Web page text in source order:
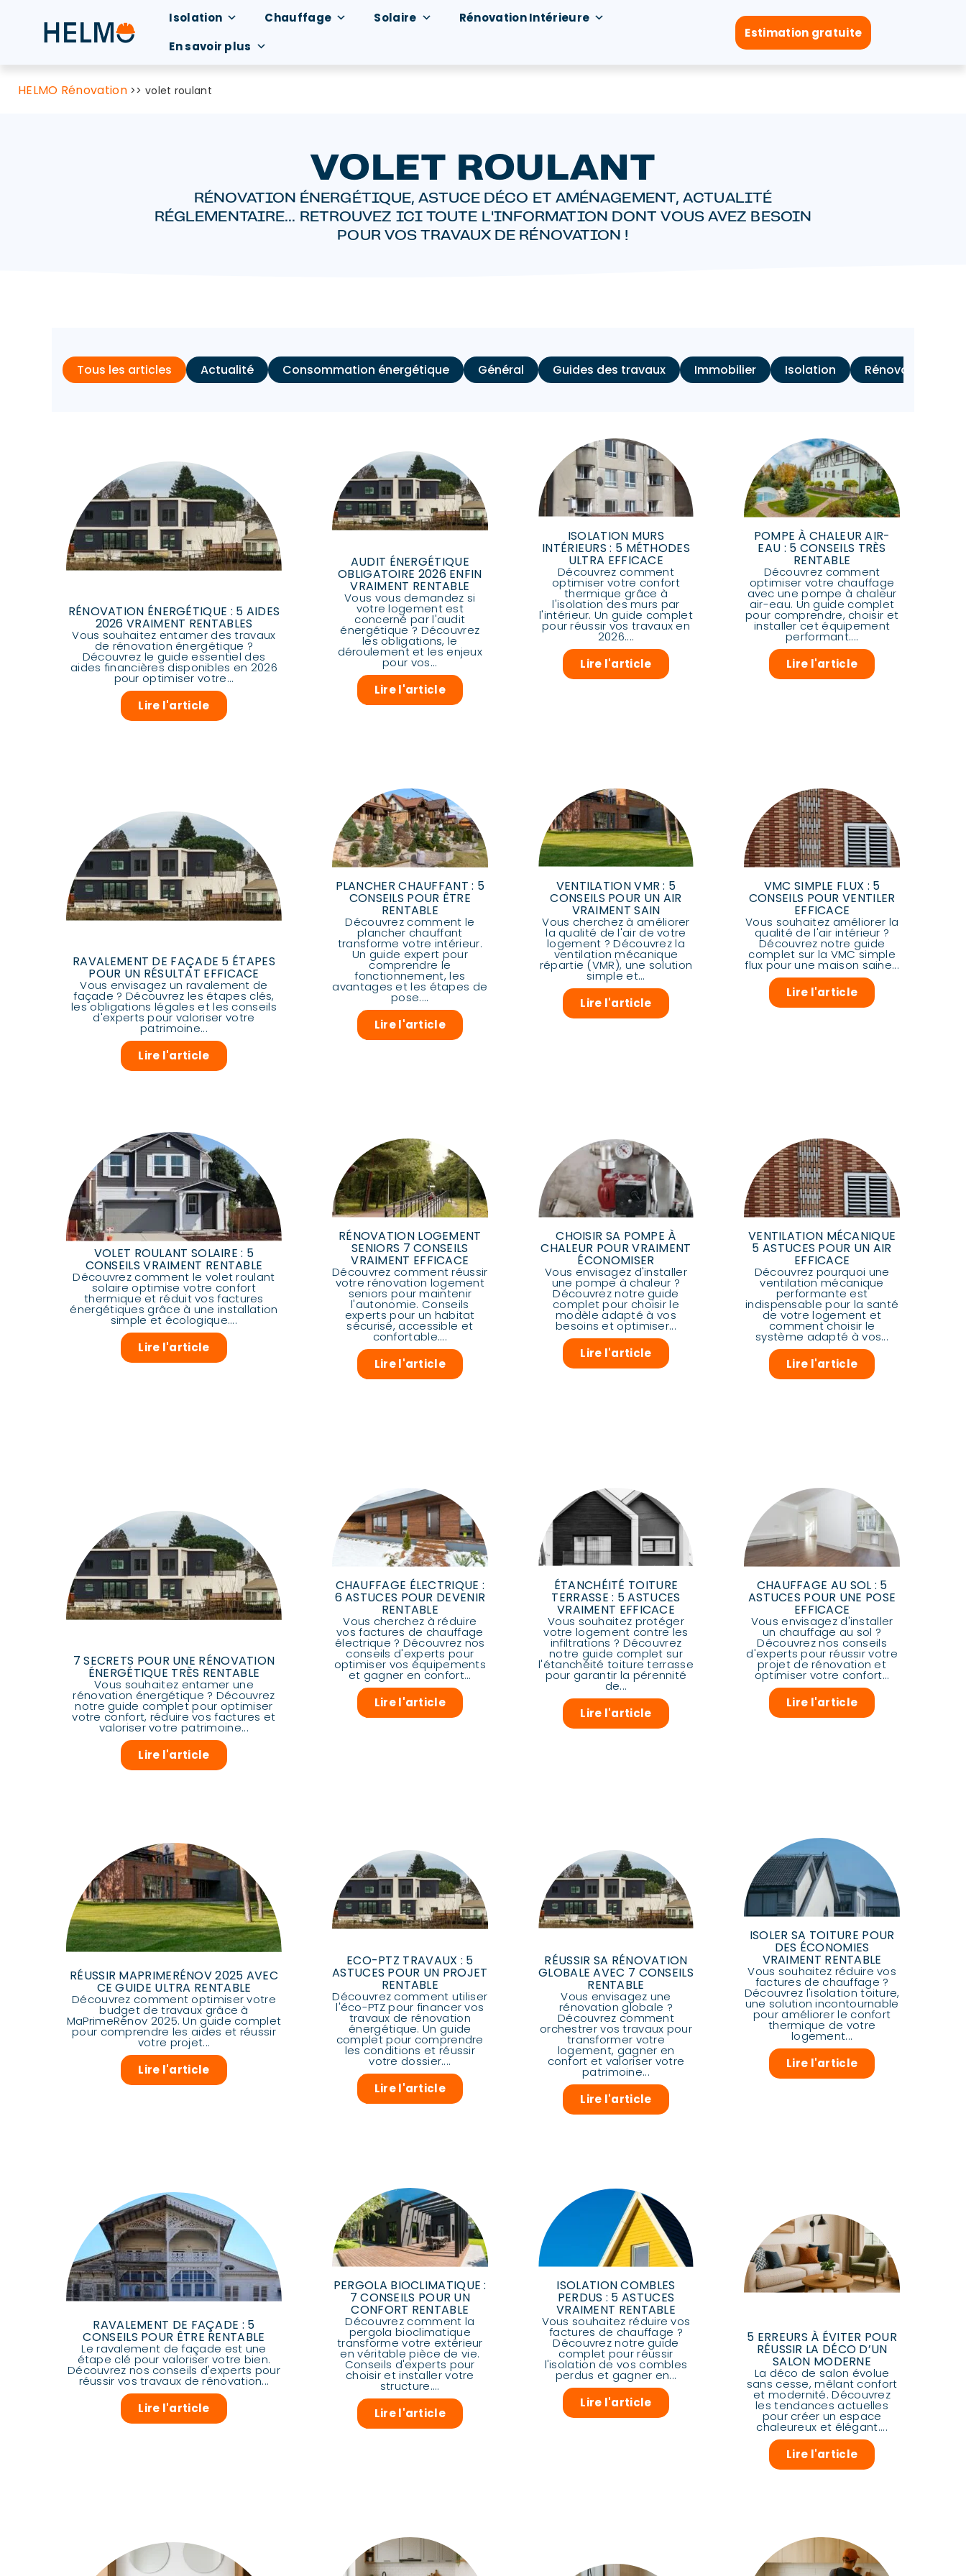
Isolation Chauffage Solaire
Rénovation Intérieure
En savoir plus
Estimation gratuite
HELMO Rénovation>>volet roulant
VOLET ROULANT
RÉNOVATION ÉNERGÉTIQUE, ASTUCE DÉCO ET AMÉNAGEMENT, ACTUALITÉ
RÉGLEMENTAIRE... RETROUVEZ ICI TOUTE L'INFORMATION DONT VOUS AVEZ BESOIN
POUR VOS TRAVAUX DE RÉNOVATION !
Actualité Consommation énergétique Général Guides des travaux Immobilier Isolation Rénovation
Tous les articles
RÉNOVATION ÉNERGÉTIQUE : 5 AIDES
2026 VRAIMENT RENTABLES
Vous souhaitez entamer des travaux
de rénovation énergétique ?
Découvrez le guide essentiel des
aides financières disponibles en 2026
pour optimiser votre...
Lire l'article
AUDIT ÉNERGÉTIQUE
OBLIGATOIRE 2026 ENFIN
VRAIMENT RENTABLE
Vous vous demandez si
votre logement est
concerné par l'audit
énergétique ? Découvrez
les obligations, le
déroulement et les enjeux
pour vos...
Lire l'article
ISOLATION MURS
INTÉRIEURS : 5 MÉTHODES
ULTRA EFFICACE
Découvrez comment
optimiser votre confort
thermique grâce à
l'isolation des murs par
l'intérieur. Un guide complet
pour réussir vos travaux en
2026....
Lire l'article
POMPE À CHALEUR AIR-
EAU : 5 CONSEILS TRÈS
RENTABLE
Découvrez comment
optimiser votre chauffage
avec une pompe à chaleur
air-eau. Un guide complet
pour comprendre, choisir et
installer cet équipement
performant....
Lire l'article
RAVALEMENT DE FAÇADE 5 ÉTAPES
POUR UN RÉSULTAT EFFICACE
Vous envisagez un ravalement de
façade ? Découvrez les étapes clés,
les obligations légales et les conseils
d'experts pour valoriser votre
patrimoine...
Lire l'article
PLANCHER CHAUFFANT : 5
CONSEILS POUR ÊTRE
RENTABLE
Découvrez comment le
plancher chauffant
transforme votre intérieur.
Un guide expert pour
comprendre le
fonctionnement, les
avantages et les étapes de
pose....
Lire l'article
VENTILATION VMR : 5
CONSEILS POUR UN AIR
VRAIMENT SAIN
Vous cherchez à améliorer
la qualité de l'air de votre
logement ? Découvrez la
ventilation mécanique
répartie (VMR), une solution
simple et...
Lire l'article
VMC SIMPLE FLUX : 5
CONSEILS POUR VENTILER
EFFICACE
Vous souhaitez améliorer la
qualité de l'air intérieur ?
Découvrez notre guide
complet sur la VMC simple
flux pour une maison saine...
Lire l'article
VOLET ROULANT SOLAIRE : 5
CONSEILS VRAIMENT RENTABLE
Découvrez comment le volet roulant
solaire optimise votre confort
thermique et réduit vos factures
énergétiques grâce à une installation
simple et écologique....
Lire l'article
RÉNOVATION LOGEMENT
SENIORS 7 CONSEILS
VRAIMENT EFFICACE
Découvrez comment réussir
votre rénovation logement
seniors pour maintenir
l'autonomie. Conseils
experts pour un habitat
sécurisé, accessible et
confortable....
Lire l'article
CHOISIR SA POMPE À
CHALEUR POUR VRAIMENT
ÉCONOMISER
Vous envisagez d'installer
une pompe à chaleur ?
Découvrez notre guide
complet pour choisir le
modèle adapté à vos
besoins et optimiser...
Lire l'article
VENTILATION MÉCANIQUE
5 ASTUCES POUR UN AIR
EFFICACE
Découvrez pourquoi une
ventilation mécanique
performante est
indispensable pour la santé
de votre logement et
comment choisir le
système adapté à vos...
Lire l'article
7 SECRETS POUR UNE RÉNOVATION
ÉNERGÉTIQUE TRÈS RENTABLE
Vous souhaitez entamer une
rénovation énergétique ? Découvrez
notre guide complet pour optimiser
votre confort, réduire vos factures et
valoriser votre patrimoine...
Lire l'article
CHAUFFAGE ÉLECTRIQUE :
6 ASTUCES POUR DEVENIR
RENTABLE
Vous cherchez à réduire
vos factures de chauffage
électrique ? Découvrez nos
conseils d'experts pour
optimiser vos équipements
et gagner en confort...
Lire l'article
ÉTANCHÉITÉ TOITURE
TERRASSE : 5 ASTUCES
VRAIMENT EFFICACE
Vous souhaitez protéger
votre logement contre les
infiltrations ? Découvrez
notre guide complet sur
l'étanchéité toiture terrasse
pour garantir la pérennité
de...
Lire l'article
CHAUFFAGE AU SOL : 5
ASTUCES POUR UNE POSE
EFFICACE
Vous envisagez d'installer
un chauffage au sol ?
Découvrez nos conseils
d'experts pour réussir votre
projet de rénovation et
optimiser votre confort...
Lire l'article
RÉUSSIR MAPRIMERÉNOV 2025 AVEC
CE GUIDE ULTRA RENTABLE
Découvrez comment optimiser votre
budget de travaux grâce à
MaPrimeRénov 2025. Un guide complet
pour comprendre les aides et réussir
votre projet...
Lire l'article
ECO-PTZ TRAVAUX : 5
ASTUCES POUR UN PROJET
RENTABLE
Découvrez comment utiliser
l'éco-PTZ pour financer vos
travaux de rénovation
énergétique. Un guide
complet pour comprendre
les conditions et réussir
votre dossier....
Lire l'article
RÉUSSIR SA RÉNOVATION
GLOBALE AVEC 7 CONSEILS
RENTABLE
Vous envisagez une
rénovation globale ?
Découvrez comment
orchestrer vos travaux pour
transformer votre
logement, gagner en
confort et valoriser votre
patrimoine...
Lire l'article
ISOLER SA TOITURE POUR
DES ÉCONOMIES
VRAIMENT RENTABLE
Vous souhaitez réduire vos
factures de chauffage ?
Découvrez l'isolation toiture,
une solution incontournable
pour améliorer le confort
thermique de votre
logement...
Lire l'article
RAVALEMENT DE FAÇADE : 5
CONSEILS POUR ÊTRE RENTABLE
Le ravalement de façade est une
étape clé pour valoriser votre bien.
Découvrez nos conseils d'experts pour
réussir vos travaux de rénovation...
Lire l'article
PERGOLA BIOCLIMATIQUE :
7 CONSEILS POUR UN
CONFORT RENTABLE
Découvrez comment la
pergola bioclimatique
transforme votre extérieur
en véritable pièce de vie.
Conseils d'experts pour
choisir et installer votre
structure....
Lire l'article
ISOLATION COMBLES
PERDUS : 5 ASTUCES
VRAIMENT RENTABLE
Vous souhaitez réduire vos
factures de chauffage ?
Découvrez notre guide
complet pour réussir
l'isolation de vos combles
perdus et gagner en...
Lire l'article
5 ERREURS À ÉVITER POUR
RÉUSSIR LA DÉCO D’UN
SALON MODERNE
La déco de salon évolue
sans cesse, mêlant confort
et modernité. Découvrez
les tendances actuelles
pour créer un espace
chaleureux et élégant....
Lire l'article